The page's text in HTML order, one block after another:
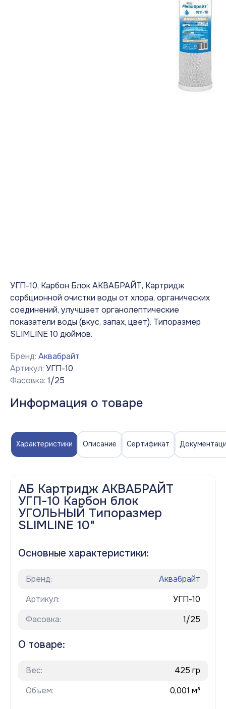
УГП-10, Карбон Блок АКВАБРАЙТ, Картридж
сорбционной очистки воды от хлора, органических
соединений, улучшает органолептические
показатели воды (вкус, запах, цвет). Типоразмер
SLIMLINE 10 дюймов.
Бренд: Аквабрайт
Артикул: УГП-10
Фасовка: 1/25
Информация о товаре
Характеристики Описание Сертификат
АБ Картридж АКВАБРАЙТ
УГП-10 Карбон блок
УГОЛЬНЫЙ Типоразмер
SLIMLINE 10"
Основные характеристики:
Бренд:
Аквабрайт
Артикул:
УГП-10
Фасовка:
1/25
О товаре:
Вес:
425 гр
Объем:
0,001 м³